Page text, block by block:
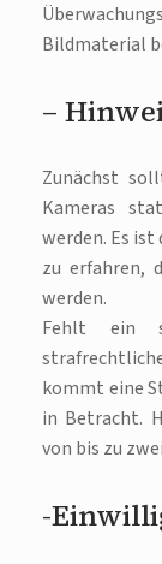
Bildmaterial
–
Zunächst
Kameras
werden. Es
zu erfahren,
werden.
Fehlt ein
kommt eine
in Betracht.
von bis zu
-